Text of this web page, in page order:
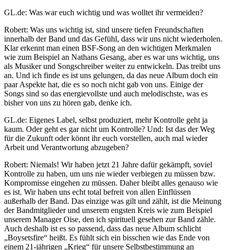
GL.de: Was war euch wichtig und was wolltet ihr vermeiden?
Robert: Was uns wichtig ist, sind unsere tiefen Freundschaften
innerhalb der Band und das Gefühl, dass wir uns nicht wiederholen.
Klar erkennt man einen BSF-Song an den wichtigen Merkmalen
wie zum Beispiel an Nathans Gesang, aber es war uns wichtig, uns
als Musiker und Songschreiber weiter zu entwickeln. Das treibt uns
an. Und ich finde es ist uns gelungen, da das neue Album doch ein
paar Aspekte hat, die es so noch nicht gab von uns. Einige der
Songs sind so das energievollste und auch melodischste, was es
bisher von uns zu hören gab, denke ich.
GL.de: Eigenes Label, selbst produziert, mehr Kontrolle geht ja
kaum. Oder geht es gar nicht um Kontrolle? Und: Ist das der Weg
für die Zukunft oder könnt ihr euch vorstellen, auch mal wieder
Arbeit und Verantwortung abzugeben?
Robert: Niemals! Wir haben jetzt 21 Jahre dafür gekämpft, soviel
Kontrolle zu haben, um uns nie wieder verbiegen zu müssen bzw.
Kompromisse eingehen zu müssen. Daher bleibt alles genauso wie
es ist. Wir haben uns echt total befreit von allen Einflüssen
außerhalb der Band. Das einzige was gilt und zählt, ist die Meinung
der Bandmitglieder und unserem engsten Kreis wie zum Beispiel
unserem Manager Oise, den ich spirituell gesehen zur Band zähle.
Auch deshalb ist es so passend, dass das neue Album schlicht
„Boysetsfire“ heißt. Es fühlt sich ein bisschen wie das Ende von
einem 21-jährigen „Krieg“ für unsere Selbstbestimmung an